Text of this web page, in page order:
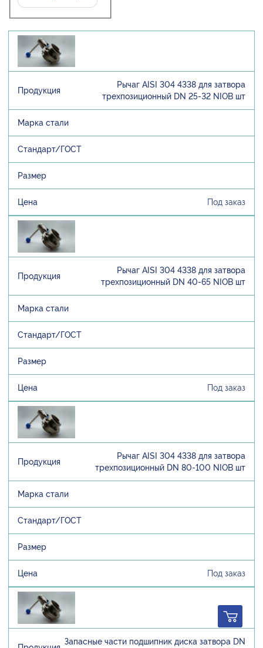
Рычаг AISI 304 4338 для затвора
трехпозиционный DN 25-32 NIOB шт
Под заказ
Рычаг AISI 304 4338 для затвора
трехпозиционный DN 40-65 NIOB шт
Под заказ
Рычаг AISI 304 4338 для затвора
трехпозиционный DN 80-100 NIOB шт
Под заказ
Запасные части подшипник диска затвора DN